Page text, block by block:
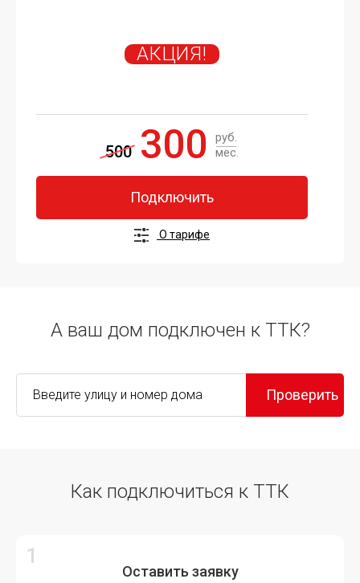
АКЦИЯ!
500 300
руб.
мес.
Подключить
О тарифе
А ваш дом подключен к ТТК?
Проверить
Как подключиться к ТТК
Оставить заявку